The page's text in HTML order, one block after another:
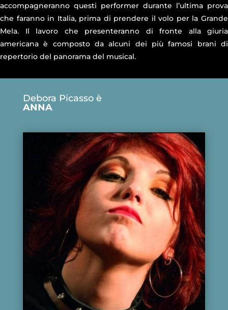
accompagneranno questi performer durante l’ultima prova
che faranno in Italia, prima di prendere il volo per la Grande
Mela. Il lavoro che presenteranno di fronte alla giuria
americana è composto da alcuni dei più famosi brani di
repertorio del panorama del musical.
Debora Picasso è
ANNA